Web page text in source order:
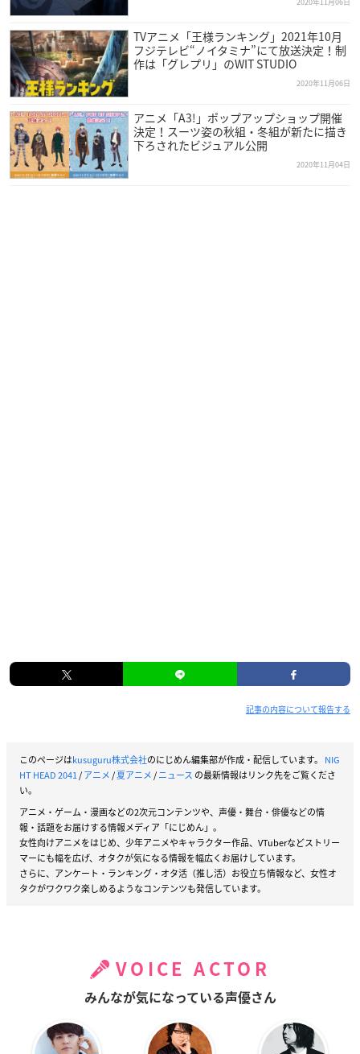
2020年11月06日
TVアニメ「王様ランキング」2021年10月
フジテレビ“ノイタミナ”にて放送決定！制
作は「グレプリ」のWIT STUDIO
2020年11月06日
アニメ「A3!」ポップアップショップ開催
決定！スーツ姿の秋組・冬組が新たに描き
下ろされたビジュアル公開
2020年11月04日
記事の内容について報告する
このページはkusuguru株式会社のにじめん編集部が作成・配信しています。 NIG
HT HEAD 2041/アニメ/夏アニメ/ニュース の最新情報はリンク先をご覧くださ
い。
アニメ・ゲーム・漫画などの2次元コンテンツや、声優・舞台・俳優などの情
報・話題をお届けする情報メディア「にじめん」。
女性向けアニメをはじめ、少年アニメやキャラクター作品、VTuberなどストリー
マーにも幅を広げ、オタクが気になる情報を幅広くお届けしています。
さらに、アンケート・ランキング・オタ活（推し活）お役立ち情報など、女性オ
タクがワクワク楽しめるようなコンテンツも発信しています。
VOICE ACTOR
みんなが気になっている声優さん